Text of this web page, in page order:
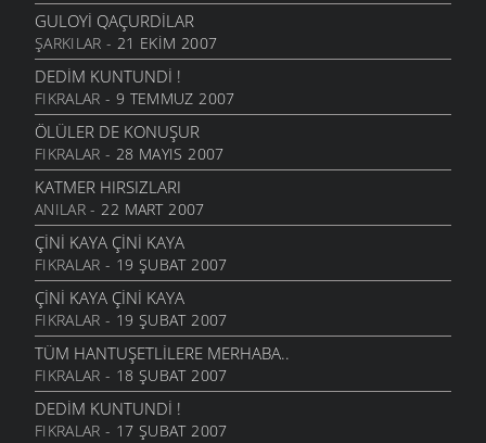
GULOYI QAÇURDILAR
ŞARKILAR - 21 EKIM 2007
DEDIM KUNTUNDI !
FIKRALAR - 9 TEMMUZ 2007
ÖLÜLER DE KONUŞUR
FIKRALAR - 28 MAYIS 2007
KATMER HIRSIZLARI
ANILAR- 22 MART 2007
ÇİNİ KAYA ÇİNİ KAYA
FIKRALAR - 19 ŞUBAT 2007
ÇİNİ KAYA ÇİNİ KAYA
FIKRALAR - 19 ŞUBAT 2007
TÜM HANTUŞETLILERE MERHABA..
FIKRALAR - 18 ŞUBAT 2007
DEDIM KUNTUNDI !
FIKRALAR - 17 ŞUBAT 2007